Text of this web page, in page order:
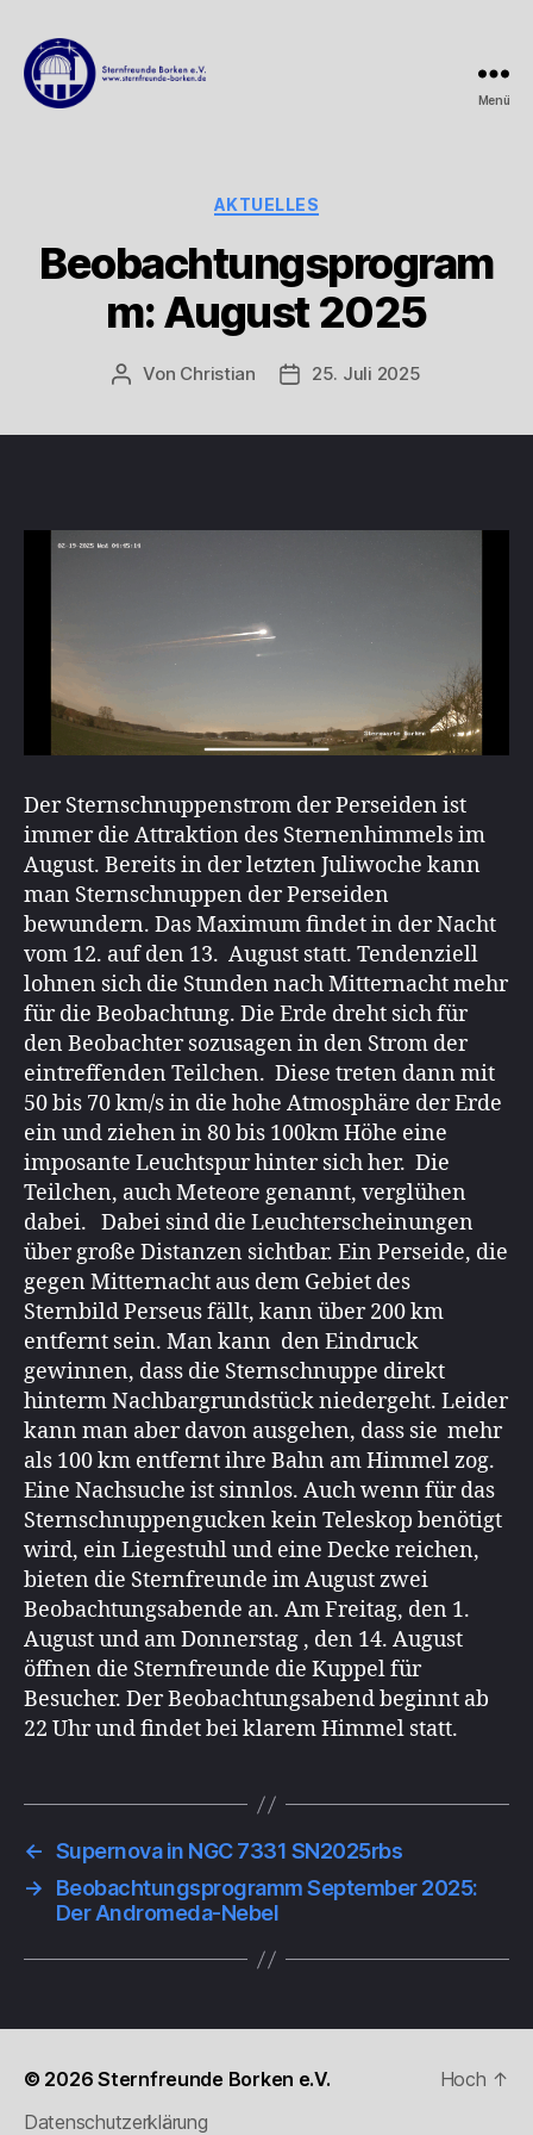
Menü
Kategorien
AKTUELLES
Beobachtungsprogram
m: August 2025
Beitragsautor
Von Christian Beitragsdatum
25. Juli 2025
Der Sternschnuppenstrom der Perseiden ist
immer die Attraktion des Sternenhimmels im
August. Bereits in der letzten Juliwoche kann
man Sternschnuppen der Perseiden
bewundern. Das Maximum findet in der Nacht
vom 12. auf den 13. August statt. Tendenziell
lohnen sich die Stunden nach Mitternacht mehr
für die Beobachtung. Die Erde dreht sich für
den Beobachter sozusagen in den Strom der
eintreffenden Teilchen. Diese treten dann mit
50 bis 70 km/s in die hohe Atmosphäre der Erde
ein und ziehen in 80 bis 100km Höhe eine
imposante Leuchtspur hinter sich her. Die
Teilchen, auch Meteore genannt, verglühen
dabei. Dabei sind die Leuchterscheinungen
über große Distanzen sichtbar. Ein Perseide, die
gegen Mitternacht aus dem Gebiet des
Sternbild Perseus fällt, kann über 200 km
entfernt sein. Man kann den Eindruck
gewinnen, dass die Sternschnuppe direkt
hinterm Nachbargrundstück niedergeht. Leider
kann man aber davon ausgehen, dass sie mehr
als 100 km entfernt ihre Bahn am Himmel zog.
Eine Nachsuche ist sinnlos. Auch wenn für das
Sternschnuppengucken kein Teleskop benötigt
wird, ein Liegestuhl und eine Decke reichen,
bieten die Sternfreunde im August zwei
Beobachtungsabende an. Am Freitag, den 1.
August und am Donnerstag , den 14. August
öffnen die Sternfreunde die Kuppel für
Besucher. Der Beobachtungsabend beginnt ab
22 Uhr und findet bei klarem Himmel statt.
← Supernova in NGC 7331 SN2025rbs
→
Beobachtungsprogramm September 2025:
Der Andromeda-Nebel
© 2026Sternfreunde Borken e.V.
Datenschutzerklärung
Hoch ↑